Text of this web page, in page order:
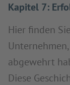
Kapitel 7:
Hier finden
abgewehrt
Diese